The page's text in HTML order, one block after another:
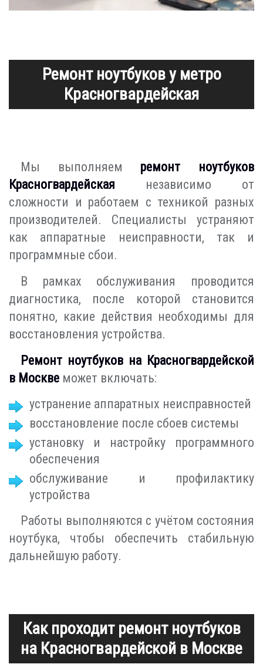
Ремонт ноутбуков у метро
Красногвардейская
Мы выполняем ремонт ноутбуков
Красногвардейская независимо от
сложности и работаем с техникой разных
производителей. Специалисты устраняют
как аппаратные неисправности, так и
программные сбои.
В рамках обслуживания проводится
диагностика, после которой становится
понятно, какие действия необходимы для
восстановления устройства.
Ремонт ноутбуков на Красногвардейской
в Москве может включать:
устранение аппаратных неисправностей
восстановление после сбоев системы
установку и настройку программного
обеспечения
обслуживание и профилактику
устройства
Работы выполняются с учётом состояния
ноутбука, чтобы обеспечить стабильную
дальнейшую работу.
Как проходит ремонт ноутбуков
на Красногвардейской в Москве